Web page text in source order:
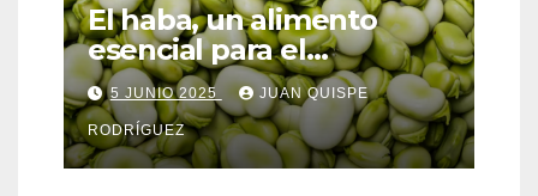
El haba, un alimento
esencial para el
metabolismo
5 JUNIO 2025 JUAN QUISPE
RODRÍGUEZ